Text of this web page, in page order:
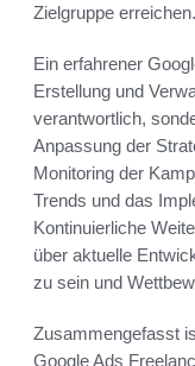
Zielgruppe erreichen.
Ein erfahrener
Erstellung und
verantwortlich,
Anpassung der
Monitoring der
Trends und das
Kontinuierliche
über aktuelle
zu sein und
Zusammengefasst
Google Ads